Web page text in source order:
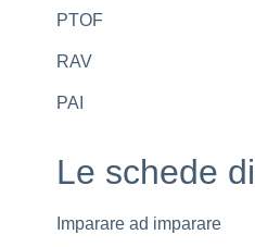
PTOF
RAV
PAI
Le schede
Imparare ad imparare